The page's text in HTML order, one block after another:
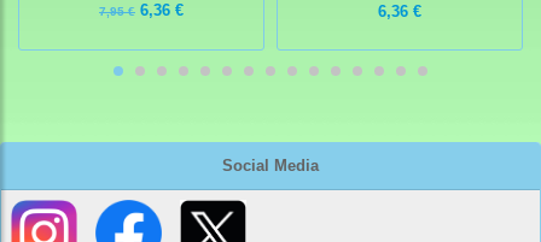
Social Media
7,95 € 6,36 € 6,36 €